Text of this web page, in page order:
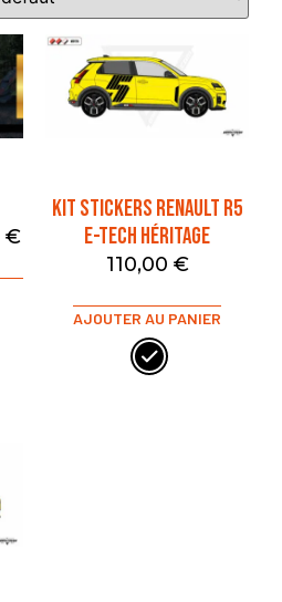
€
Kit stickers Renault R5
E-Tech Héritage
110,00 €
AJOUTER AU PANIER